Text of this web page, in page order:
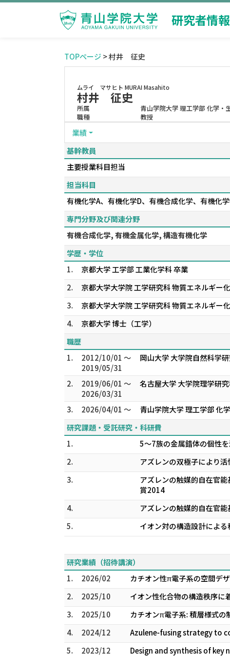
研究者情報
TOPページ > 村井 征史
ムライ マサヒト MURAI Masahito
村井 征史
所属
青山学院大学 理工学部 化学・
職種
教授
業績
基幹教員
主要授業科目担当
担当科目
有機化学A、有機化学D、有機合成化学、有機化
専門分野及び関連分野
有機合成化学, 有機金属化学, 構造有機化学
学歴・学位
1.
京都大学 工学部 工業化学科 卒業
2.
京都大学大学院 工学研究科 物質エネルギー
3.
京都大学大学院 工学研究科 物質エネルギー
4.
京都大学 博士（工学）
職歴
1.
2012/10/01 ～
2019/05/31
岡山大学 大学院自然科学
2.
2019/06/01 ～
2026/03/31
名古屋大学 大学院理学研
3. 2026/04/01 ～
青山学院大学 理工学部 化
研究課題・受託研究・科研費
1.
5～7族の金属錯体の個性
2.
アズレンの双極子により
3.
アズレンの触媒的自在官
賞2014
4.
アズレンの触媒的自在官
5.
イオン対の構造設計によ
研究業績（招待講演）
1.
2026/02
カチオン性π電子系の空間デ
2.
2025/10
イオン性化合物の構造秩序に
3.
2025/10
カチオンπ電子系: 積層様式
4.
2024/12
Azulene-fusing strategy to
5.
2023/12 Design and synthesis of